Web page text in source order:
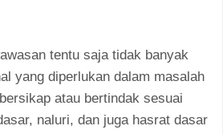
tentu saja tidak banyak
yang diperlukan dalam masalah
atau bertindak sesuai
naluri, dan juga hasrat dasar